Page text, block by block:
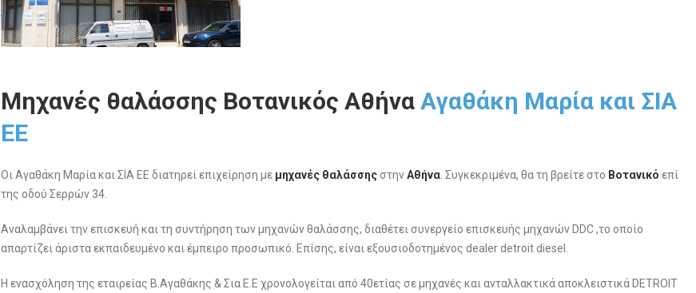
Μηχανές θαλάσσης Βοτανικός Αθήνα Αγαθάκη Μαρία και ΣΙΑ
ΕΕ
Οι Αγαθάκη Μαρία και ΣΙΑ ΕΕ διατηρεί επιχείρηση με μηχανές θαλάσσηςστηνΑθήνα. Συγκεκριμένα, θα τη βρείτε στο Βοτανικό επί
της οδού Σερρών 34.
Αναλαμβάνει την επισκευή και τη συντήρηση των μηχανών θαλάσσης, διαθέτει συνεργείο επισκευής μηχανών DDC ,το οποίο
απαρτίζει άριστα εκπαιδευμένο και έμπειρο προσωπικό. Επίσης, είναι εξουσιοδοτημένος dealer detroit diesel.
H ενασχόληση της εταιρείας Β.Αγαθάκης & Σια Ε.Ε χρονολογείται από 40ετίας σε μηχανές και ανταλλακτικά αποκλειστικά DETROIT